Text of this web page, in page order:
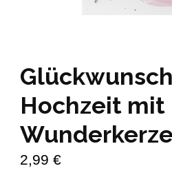
Hochzeit mit
Wunderkerze
2,99 €